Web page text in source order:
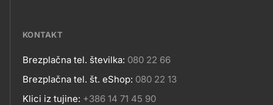
KONTAKT
Kontakt
Brezplačna tel. številka: 080 22 66
Brezplačna tel. št. eShop: 080 22 13
Klici iz tujine: +386 14 71 45 90